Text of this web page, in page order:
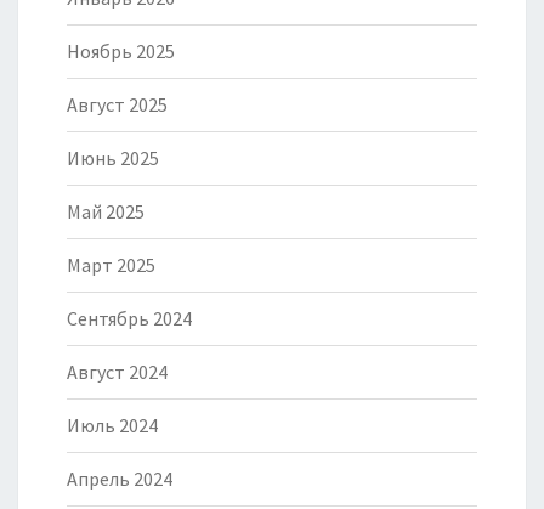
Ноябрь 2025
Август 2025
Июнь 2025
Май 2025
Март 2025
Сентябрь 2024
Август 2024
Июль 2024
Апрель 2024